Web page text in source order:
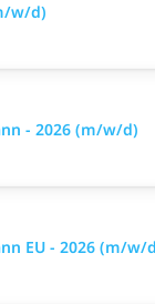
w/d)
- 2026 (m/w/d)
EU - 2026 (m/w/